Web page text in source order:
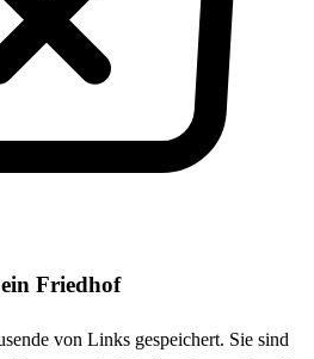
Friedhof
von Links gespeichert. Sie sind